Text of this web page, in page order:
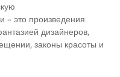
– это произведения
дизайнеров,
законы красоты и